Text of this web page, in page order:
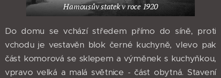
Hamousův statek v roce 1920
Do domu se vchází středem přímo do síně, proti
vchodu je vestavěn blok černé kuchyně, vlevo pak
část komorová se sklepem a výměnek s kuchyňkou,
vpravo velká a malá světnice - část obytná. Stavení